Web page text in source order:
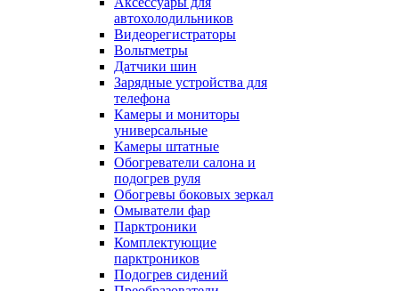
автохолодильников
Видеорегистраторы
Вольтметры
Датчики шин
Зарядные устройства для
телефона
Камеры и мониторы
универсальные
Камеры штатные
Обогреватели салона и
подогрев руля
Обогревы боковых зеркал
Омыватели фар
Парктроники
Комплектующие
парктроников
Подогрев сидений